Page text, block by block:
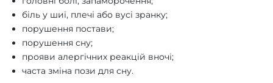
біль у шиї, плечі або вусі зранку;
порушення постави;
порушення сну;
прояви алергічних реакцій вночі;
часта зміна пози для сну.